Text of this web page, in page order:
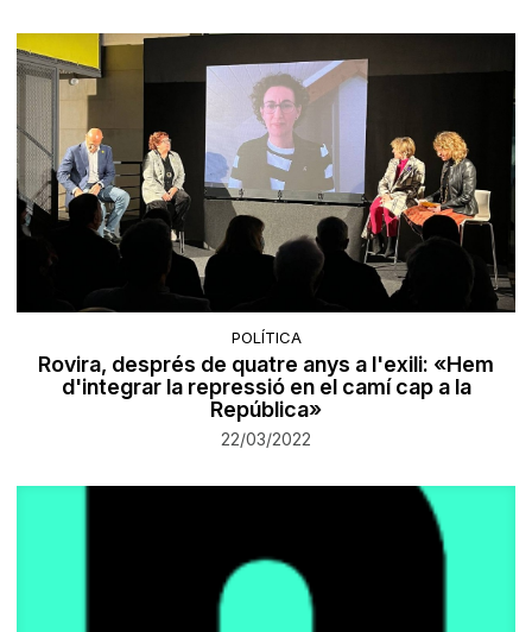
POLÍTICA
Rovira, després de quatre anys a l'exili: «Hem
d'integrar la repressió en el camí cap a la
República»
22/03/2022